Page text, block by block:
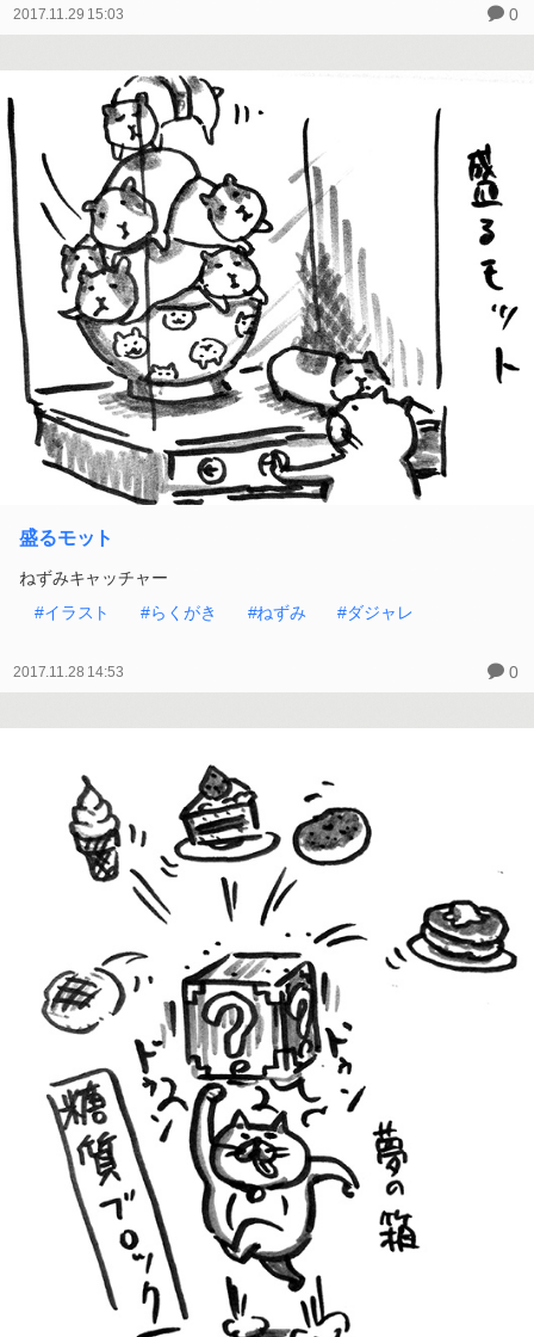
2017.11.29 15:03 0
盛るモット
ねずみキャッチャー
#イラスト
#らくがき #ねずみ #ダジャレ
2017.11.28 14:53 0